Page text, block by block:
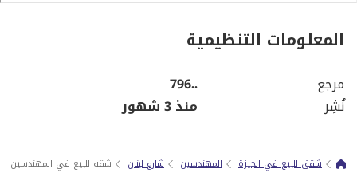
المعلومات التنظيمية
مرجع
..796
نُشِر
منذ 3 شهور
شقق للبيع في الجيزة المهندسين شارع لبنان شقه للبيع في المهندسين